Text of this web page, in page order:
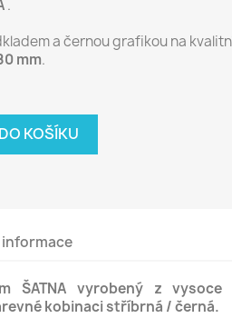
.
a černou grafikou na
mm.
KOŠÍKU
informace
ŠATNA vyrobený z vysoce
kobinaci stříbrná / černá.